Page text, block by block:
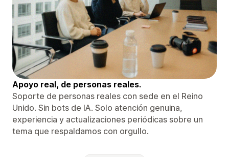
Apoyo real, de personas reales.
Soporte de personas reales con sede en el Reino
Unido. Sin bots de IA. Solo atención genuina,
experiencia y actualizaciones periódicas sobre un
tema que respaldamos con orgullo.